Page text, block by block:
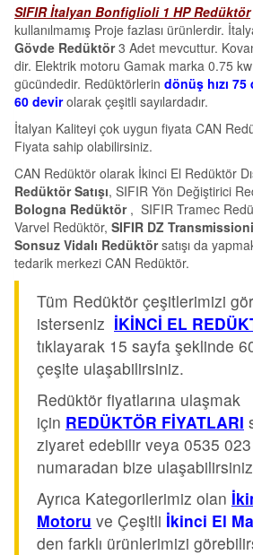
SIFIR İtalyan Bonfiglioli 1 HP Redüktör
kullanılmamış Proje fazlası ürünlerdir.
Gövde Redüktör3 Adet mevcuttur.
dir. Elektrik motoru Gamak marka 0.75
gücündedir. Redüktörlerin dönüş hızı
60 devirolarak çeşitli sayılardadır.
İtalyan Kaliteyi çok uygun fiyata CAN
Fiyata sahip olabilirsiniz.
CAN Redüktör olarak İkinci El Redüktör
Redüktör Satışı, SIFIR Yön Değiştirici
Bologna Redüktör, SIFIR Tramec
Varvel Redüktör, SIFIR DZ
Sonsuz Vidalı Redüktörsatışı da
tedarik merkezi CAN Redüktör.
Tüm Redüktör çeşitlerimizi
isterseniz İKİNCİ EL
tıklayarak 15 sayfa şeklinde
çeşite ulaşabilirsiniz.
Redüktör fiyatlarına ulaşmak
için REDÜKTÖR FİYATLARI
ziyaret edebilir veya 0535
numaradan bize
Ayrıca Kategorilerimiz olan
Motoru ve Çeşitli İkinci El
den farklı ürünlerimizi